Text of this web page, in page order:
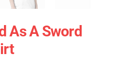
As A Sword